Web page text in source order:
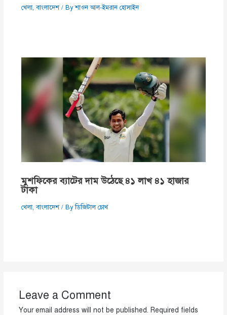
খেলা,বাংলাদেশ/ Byশাওন আল-ইমরান হোসাইন
মুশফিকের ব্যাটের দাম উঠেছে ৪১ লাখ ৪১ হাজার
টাকা
খেলা,বাংলাদেশ/ Byডিজিটাল চোখ
Leave a Comment
Your email address will not be published. Required fields